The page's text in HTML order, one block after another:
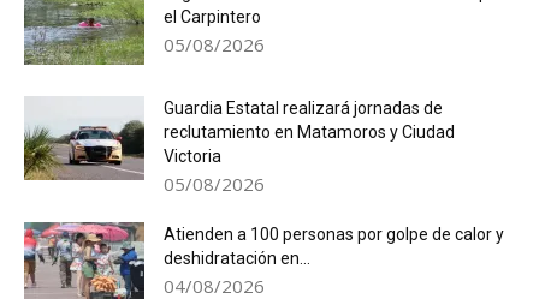
el Carpintero
05/08/2026
Guardia Estatal realizará jornadas de
reclutamiento en Matamoros y Ciudad
Victoria
05/08/2026
Atienden a 100 personas por golpe de calor y
deshidratación en...
04/08/2026